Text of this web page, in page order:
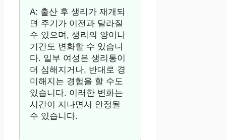
A: 출산 후 생리가 재개되
면 주기가 이전과 달라질
수 있으며, 생리의 양이나
기간도 변화할 수 있습니
다. 일부 여성은 생리통이
더 심해지거나, 반대로 경
미해지는 경험을 할 수도
있습니다. 이러한 변화는
시간이 지나면서 안정될
수 있습니다.